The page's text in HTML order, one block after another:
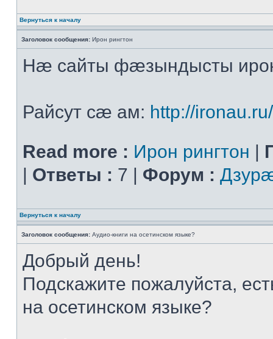
Вернуться к началу
Заголовок сообщения: Ирон рингтон
Нæ сайты фæзындысты
Райсут сæ ам: http://
Read more : Ирон рингтон |
| Ответы : 7 | Форум :
Вернуться к началу
Заголовок сообщения: Аудио-книги на осетинском языке?
Добрый день!
Подскажите пожалуйста,
на осетинском языке?